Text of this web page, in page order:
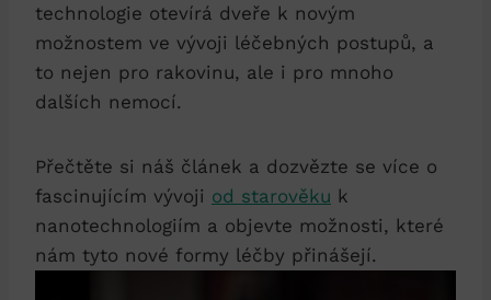
technologie otevírá dveře k novým
možnostem ve vývoji léčebných postupů, a
to nejen pro rakovinu, ale i pro mnoho
dalších nemocí.
Přečtěte si náš článek a dozvězte se více o
fascinujícím vývoji od starověku k
nanotechnologiím a objevte možnosti, které
nám tyto nové formy léčby přinášejí.